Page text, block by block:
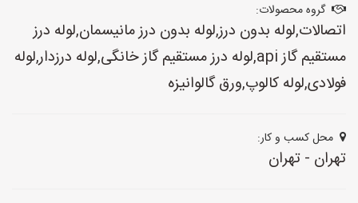
گروه محصولات:
اتصالات,لوله بدون درز,لوله بدون درز مانیسمان,لوله درز
مستقیم گاز api,لوله درز مستقیم گاز خانگی,لوله درزدار,لوله
فولادی,لوله کالوپ,ورق گالوانیزه
محل کسب و کار:
تهران - تهران